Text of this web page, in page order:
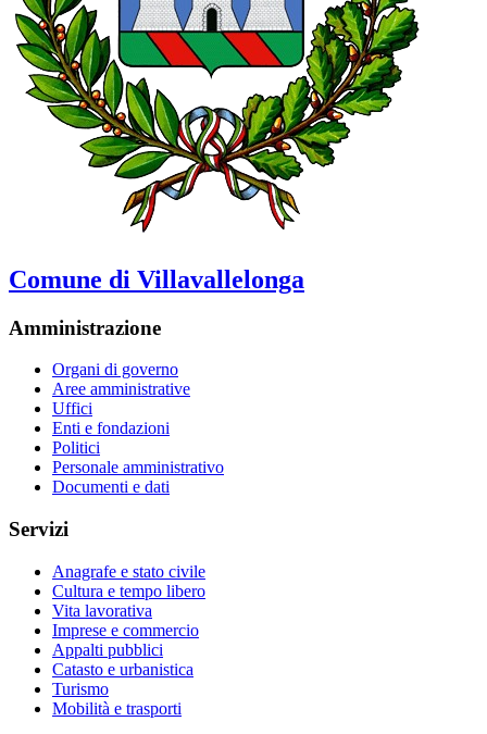
Comune di Villavallelonga
Amministrazione
Organi di governo
Aree amministrative
Uffici
Enti e fondazioni
Politici
Personale amministrativo
Documenti e dati
Servizi
Anagrafe e stato civile
Cultura e tempo libero
Vita lavorativa
Imprese e commercio
Appalti pubblici
Catasto e urbanistica
Turismo
Mobilità e trasporti